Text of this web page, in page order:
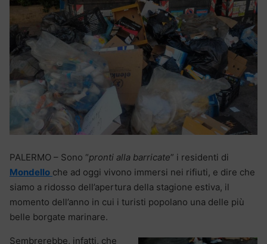
PALERMO – Sono “pronti alla barricate” i residenti di
Mondello che ad oggi vivono immersi nei rifiuti, e dire che
siamo a ridosso dell’apertura della stagione estiva, il
momento dell’anno in cui i turisti popolano una delle più
belle borgate marinare.
Sembrerebbe, infatti, che